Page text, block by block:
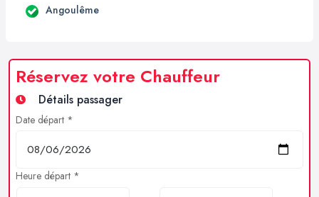
Angoulême
Réservez votre Chauffeur
Détails passager
Date départ *
Heure départ *